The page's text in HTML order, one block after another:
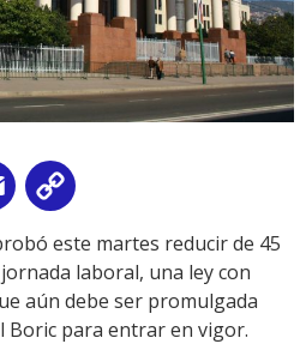
Email
Link
este martes reducir de 45
laboral, una ley con
aún debe ser promulgada
Boric para entrar en vigor.